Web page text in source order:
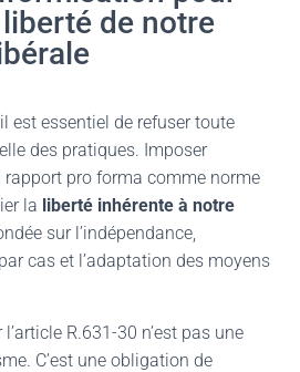
de notre
est essentiel de refuser toute
des pratiques. Imposer
pro forma comme norme
la liberté inhérente à notre
sur l’indépendance,
cas et l’adaptation des moyens
R.631-30 n’est pas une
C’est une obligation de